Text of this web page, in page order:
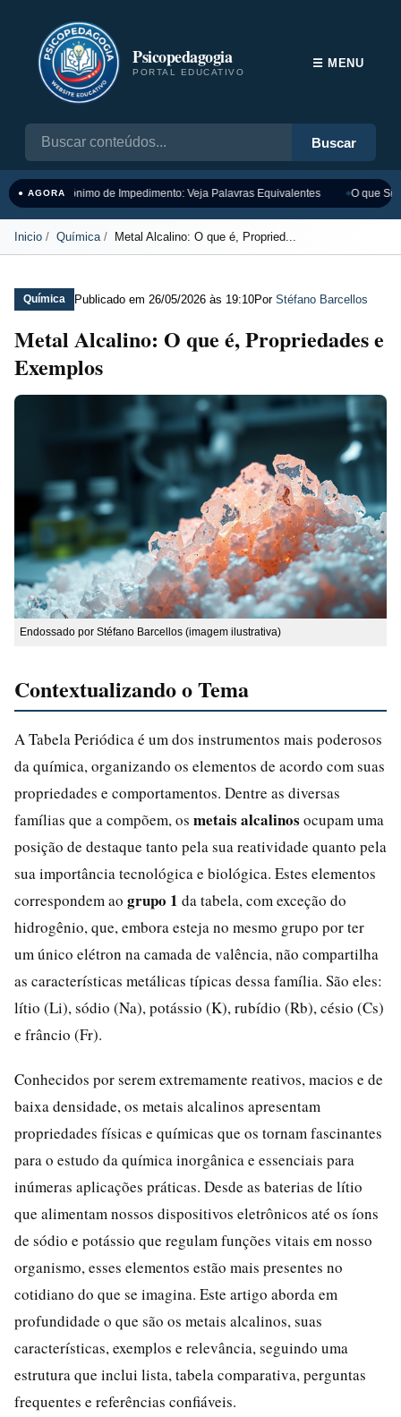
Psicopedagogia
PORTAL EDUCATIVO
Buscar
☰ MENU
● AGORASinônimo de Impedimento: Veja Palavras Equivalentes O que
Inicio Química Metal Alcalino: O que é, Propried...
Química Publicado em 26/05/2026 às 19:10Por Stéfano Barcellos
Metal Alcalino: O que é, Propriedades e
Exemplos
Endossado por Stéfano Barcellos (imagem ilustrativa)
Contextualizando o Tema
A Tabela Periódica é um dos instrumentos mais poderosos
da química, organizando os elementos de acordo com suas
propriedades e comportamentos. Dentre as diversas
famílias que a compõem, os metais alcalinos ocupam uma
posição de destaque tanto pela sua reatividade quanto pela
sua importância tecnológica e biológica. Estes elementos
correspondem ao grupo 1 da tabela, com exceção do
hidrogênio, que, embora esteja no mesmo grupo por ter
um único elétron na camada de valência, não compartilha
as características metálicas típicas dessa família. São eles:
lítio (Li), sódio (Na), potássio (K), rubídio (Rb), césio (Cs)
e frâncio (Fr).
Conhecidos por serem extremamente reativos, macios e de
baixa densidade, os metais alcalinos apresentam
propriedades físicas e químicas que os tornam fascinantes
para o estudo da química inorgânica e essenciais para
inúmeras aplicações práticas. Desde as baterias de lítio
que alimentam nossos dispositivos eletrônicos até os íons
de sódio e potássio que regulam funções vitais em nosso
organismo, esses elementos estão mais presentes no
cotidiano do que se imagina. Este artigo aborda em
profundidade o que são os metais alcalinos, suas
características, exemplos e relevância, seguindo uma
estrutura que inclui lista, tabela comparativa, perguntas
frequentes e referências confiáveis.